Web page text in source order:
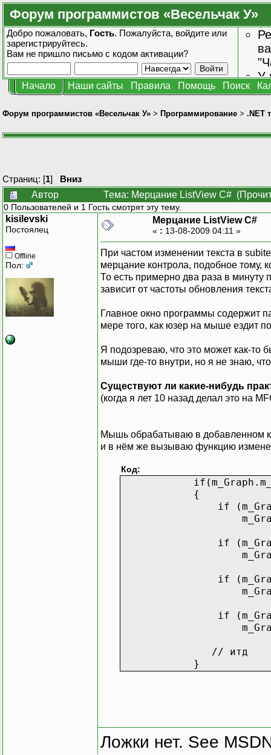
Форум программистов «Весельчак У»
Добро пожаловать, Гость. Пожалуйста, войдите или
зарегистрируйтесь.
Вам не пришло письмо с кодом активации?
У
Начало Наши сайты Правила Помощь Поиск
Форум программистов «Весельчак У» > Программирование > .NET
Страниц: [1] Вниз
Автор
Тема: Мерцание ListView C#
0 Пользователей и 1 Гость смотрят эту тему.
kisilevski
Постоялец
Offline
Пол:
Мерцание ListView C#
« : 13-08-2009 04:11 »
При частом изменении текста в
мерцание контрола, подобное тому,
То есть примерно два раза в минуту
зависит от частоты обновления
Главное окно программы содержит
мере того, как юзер на мыше ездит
Я подозреваю, что это может как-то
мыши где-то внутри, но я не знаю,
Существуют ли какие-нибудь
(когда я лет 10 назад делал это на
Мышь обрабатываю в добавленном к
и в нём же вызываю функцию
Код:
{
if
if
if
if
// итд
}
Ложки нет. See